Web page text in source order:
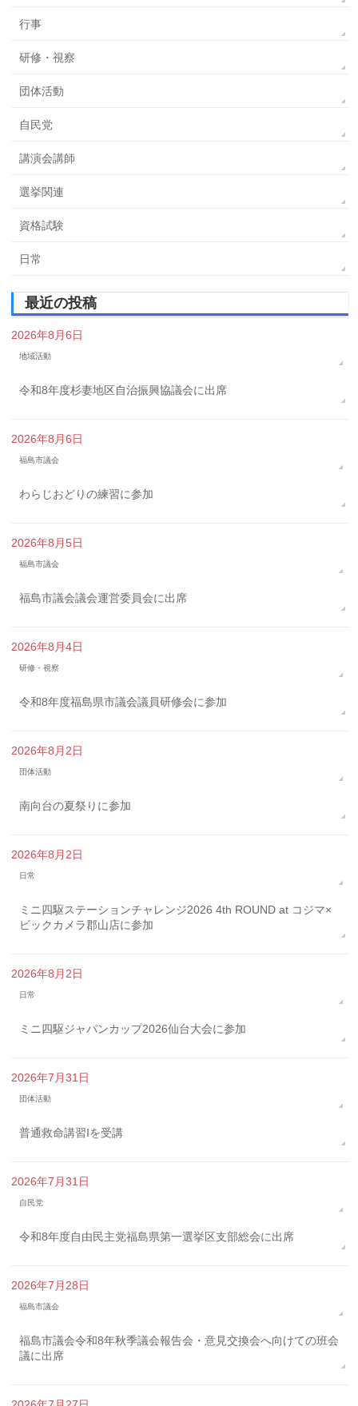
行事
研修・視察
団体活動
自民党
講演会講師
選挙関連
資格試験
日常
最近の投稿
2026年8月6日
地域活動
令和8年度杉妻地区自治振興協議会に出席
2026年8月6日
福島市議会
わらじおどりの練習に参加
2026年8月5日
福島市議会
福島市議会議会運営委員会に出席
2026年8月4日
研修・視察
令和8年度福島県市議会議員研修会に参加
2026年8月2日
団体活動
南向台の夏祭りに参加
2026年8月2日
日常
ミニ四駆ステーションチャレンジ2026 4th ROUND at コジマ×
ビックカメラ郡山店に参加
2026年8月2日
日常
ミニ四駆ジャパンカップ2026仙台大会に参加
2026年7月31日
団体活動
普通救命講習Iを受講
2026年7月31日
自民党
令和8年度自由民主党福島県第一選挙区支部総会に出席
2026年7月28日
福島市議会
福島市議会令和8年秋季議会報告会・意見交換会へ向けての班会
議に出席